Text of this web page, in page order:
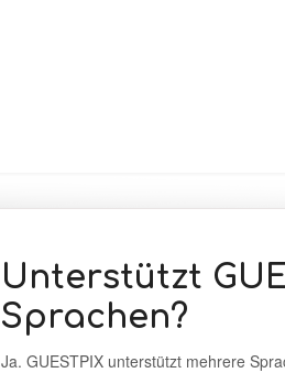
Unterstützt
Sprachen?
Ja. GUESTPIX unterstützt mehrere